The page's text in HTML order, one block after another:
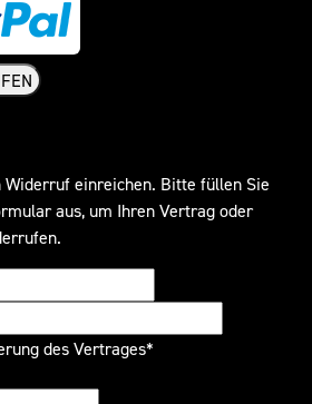
Widerruf einreichen. Bitte füllen Sie
aus, um Ihren Vertrag oder
des Vertrages*